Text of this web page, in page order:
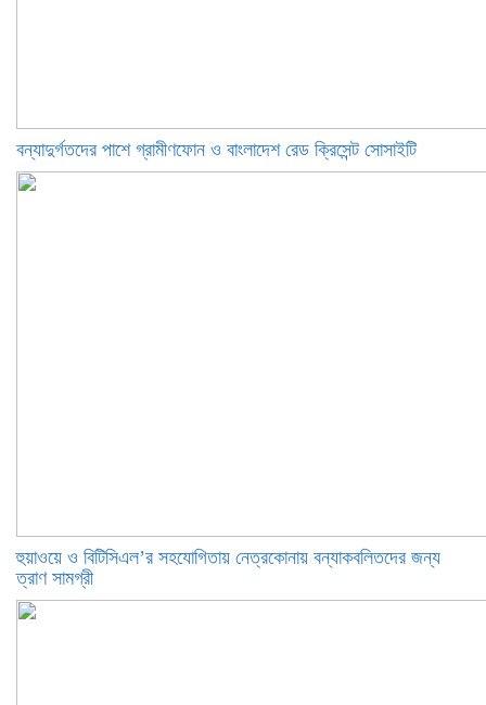
বন্যাদুর্গতদের পাশে গ্রামীণফোন ও বাংলাদেশ রেড ক্রিসেন্ট সোসাইটি
হুয়াওয়ে ও বিটিসিএল’র সহযোগিতায় নেত্রকোনায় বন্যাকবলিতদের জন্য
ত্রাণ সামগ্রী